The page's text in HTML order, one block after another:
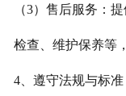
（3）售后服务：
检查、维护保养等
4、遵守法规与标准